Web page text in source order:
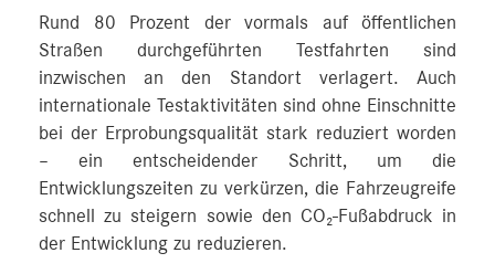
Rund 80 Prozent der vormals auf öffentlichen
Straßen durchgeführten Testfahrten sind
inzwischen an den Standort verlagert. Auch
internationale Testaktivitäten sind ohne Einschnitte
bei der Erprobungsqualität stark reduziert worden
– ein entscheidender Schritt, um die
Entwicklungszeiten zu verkürzen, die Fahrzeugreife
schnell zu steigern sowie den CO₂-Fußabdruck in
der Entwicklung zu reduzieren.